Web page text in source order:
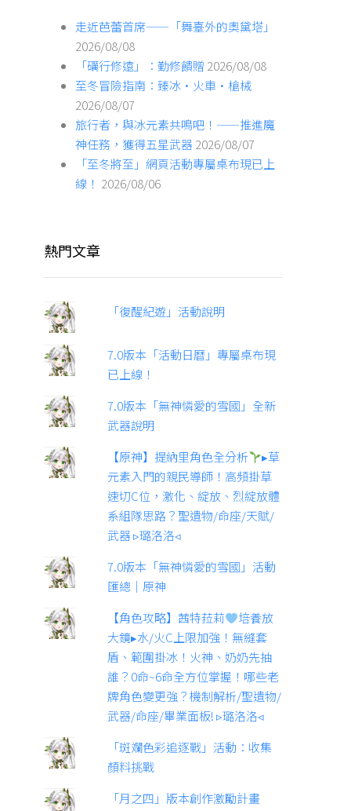
走近芭蕾首席——「舞臺外的奧黛塔」
2026/08/08
「礪行修遠」：勤修饋贈 2026/08/08
至冬冒險指南：臻冰·火車·槍械
2026/08/07
旅行者，與冰元素共鳴吧！——推進魔
神任務，獲得五星武器2026/08/07
「至冬將至」網頁活動專屬桌布現已上
線！ 2026/08/06
熱門文章
「復醒紀遊」活動說明
7.0版本「活動日曆」專屬桌布現
已上線！
7.0版本「無神憐愛的雪國」全新
武器說明
【原神】提納里角色全分析
▸草
元素入門的親民導師！高頻掛草
速切C位，激化、綻放、烈綻放體
系組隊思路？聖遺物/命座/天賦/
武器 ▹璐洛洛◃
7.0版本「無神憐愛的雪國」活動
匯總｜原神
【角色攻略】茜特菈莉
培養放
大鏡▸水/火C上限加強！無縫套
盾、範圍掛冰！火神、奶奶先抽
誰？0命~6命全方位掌握！哪些老
牌角色變更強？機制解析/聖遺物/
武器/命座/畢業面板! ▹璐洛洛◃
「斑斕色彩追逐戰」活動：收集
顏料挑戰
「月之四」版本創作激勵計畫